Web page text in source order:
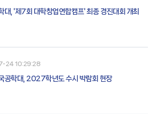
대, '제7회 대학창업연합캠프' 최종 경진대회 개최
24 10:29:28
공학대, 2027학년도 수시 박람회 현장